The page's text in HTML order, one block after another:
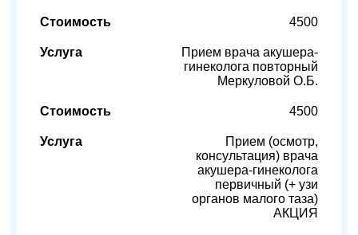
4500
Прием врача акушера-
гинеколога повторный
Меркуловой О.Б.
4500
Прием (осмотр,
консультация) врача
акушера-гинеколога
первичный (+ узи
органов малого таза)
АКЦИЯ